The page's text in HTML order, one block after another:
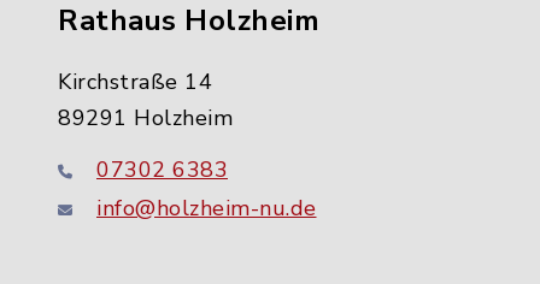
Rathaus Holzheim
Kirchstraße 14
89291 Holzheim
07302 6383
info@holzheim-nu.de